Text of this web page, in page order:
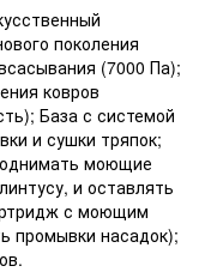
поколения
(7000 Па);
ковров
База с системой
и сушки тряпок;
моющие
и оставлять
с моющим
промывки насадок);